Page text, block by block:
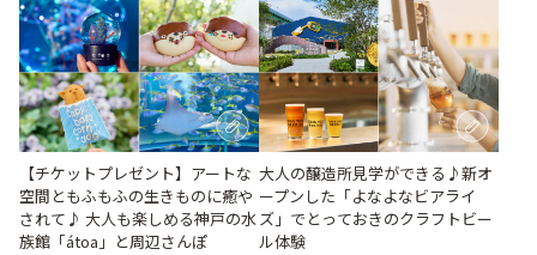
【チケットプレゼント】アートな
空間ともふもふの生きものに癒や
されて♪ 大人も楽しめる神戸の水
族館「átoa」と周辺さんぽ
大人の醸造所見学ができる♪新オ
ープンした「よなよなビアライ
ズ」でとっておきのクラフトビー
ル体験